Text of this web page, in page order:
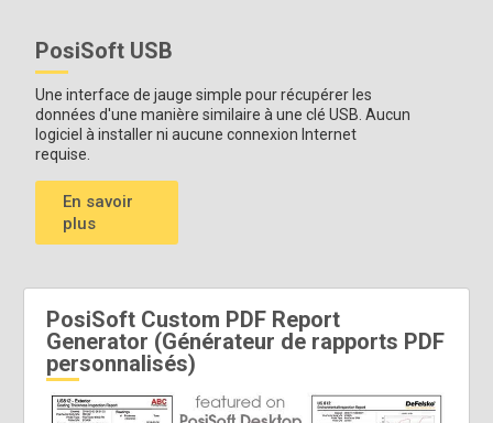
PosiSoft USB
Une interface de jauge simple pour récupérer les
données d'une manière similaire à une clé USB. Aucun
logiciel à installer ni aucune connexion Internet
requise.
En savoir
plus
PosiSoft Custom PDF Report
Generator (Générateur de rapports PDF
personnalisés)